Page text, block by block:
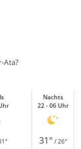
Ata?
Nachts
22 - 06 Uhr
31° / 26°